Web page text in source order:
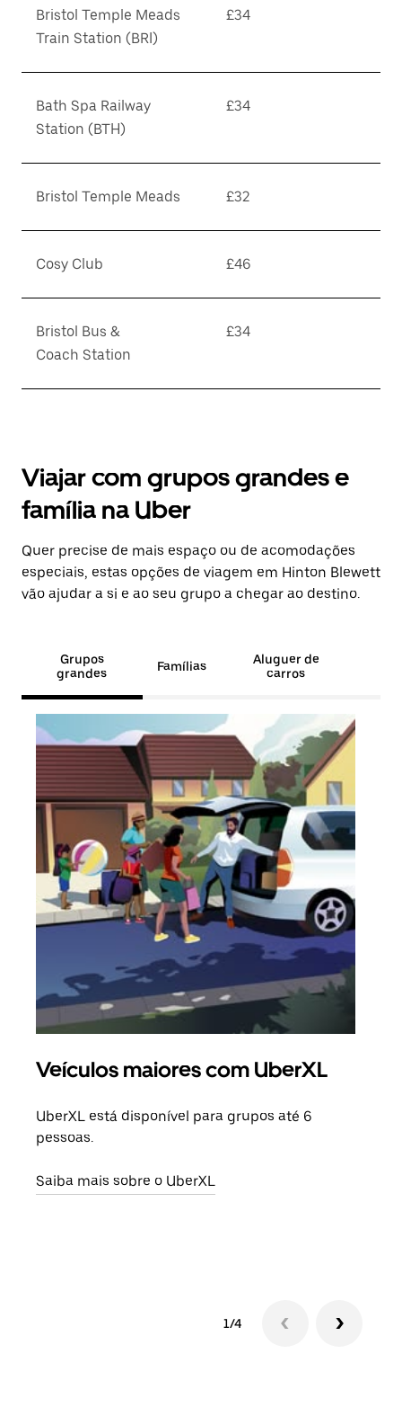
Bristol Temple Meads
Train Station (BRI)
£34
Bath Spa Railway
Station (BTH)
£34
Bristol Temple Meads £32
Cosy Club £46
Bristol Bus &
Coach Station
£34
Viajar com grupos grandes e
família na Uber
Quer precise de mais espaço ou de acomodações
especiais, estas opções de viagem em Hinton Blewett
vão ajudar a si e ao seu grupo a chegar ao destino.
Grupos
grandes
Famílias
Aluguer de
carros
Veículos maiores com UberXL
UberXL está disponível para grupos até 6
pessoas.
Saiba mais sobre o UberXL
1/4